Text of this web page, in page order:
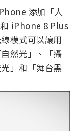
添加「人
iPhone 8 Plus
模式可以讓用
然光」、「攝
」和「舞台黑